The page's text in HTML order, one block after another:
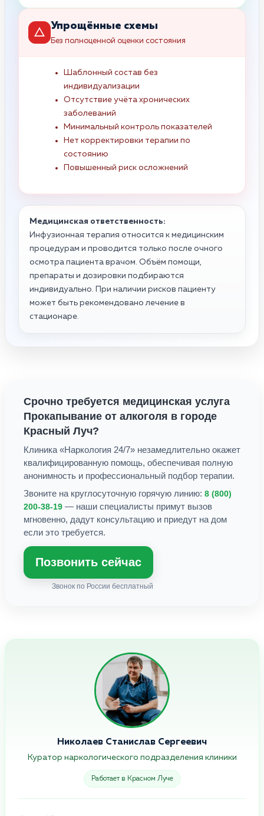
Упрощённые схемы
Без полноценной оценки состояния
Шаблонный состав без
индивидуализации
Отсутствие учёта хронических
заболеваний
Минимальный контроль показателей
Нет корректировки терапии по
состоянию
Повышенный риск осложнений
Медицинская ответственность:
Инфузионная терапия относится к медицинским
процедурам и проводится только после очного
осмотра пациента врачом. Объём помощи,
препараты и дозировки подбираются
индивидуально. При наличии рисков пациенту
может быть рекомендовано лечение в
стационаре.
Срочно требуется медицинская услуга
Прокапывание от алкоголя в городе
Красный Луч?
Клиника «Наркология 24/7» незамедлительно окажет
квалифицированную помощь, обеспечивая полную
анонимность и профессиональный подбор терапии.
Звоните на круглосуточную горячую линию: 8 (800)
200-38-19 — наши специалисты примут вызов
мгновенно, дадут консультацию и приедут на дом
если это требуется.
Позвонить сейчас
Звонок по России бесплатный
Николаев Станислав Сергеевич
Куратор наркологического подразделения клиники
Работает в Красном Луче